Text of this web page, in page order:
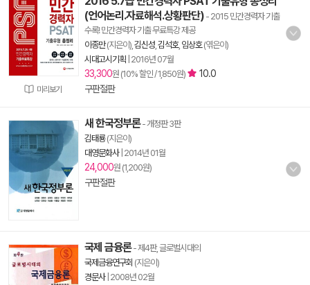
미리보기
(언어논리.자료해석.상황판단) - 2015 민간경력자 기출
수록! 민간경력자 기출 무료특강 제공
이종만(지은이), 김신성 김석호, 임상호(엮은이)
시대고시기획 2016년 07월
33,300원 (10% 할인 / 1,850원)
10.0
구판절판
새 한국정부론- 개정판 3판
김태룡(지은이)
대영문화사| 2014년 01월
24,000원 (1,200원)
구판절판
국제 금융론- 제4판, 글로벌시대의
국제금융연구회 (지은이)
경문사| 2008년 02월